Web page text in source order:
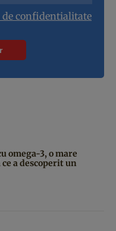
de confidentialitate
omega-3, o mare
a descoperit un